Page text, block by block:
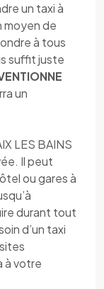
un taxi à
moyen de
à tous
suffit juste
un
LES BAINS
Il peut
ou gares à
durant tout
d’un taxi
à votre